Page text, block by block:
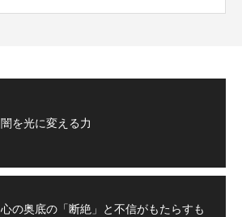
闇を光に変える力
心の奥底の「断絶」と不信がもたらすも